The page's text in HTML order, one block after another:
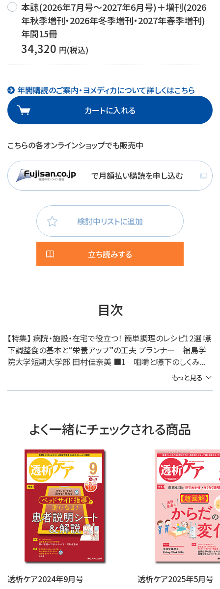
本誌(2026年7月号～2027年6月号)＋増刊(2026
年秋季増刊・2026年冬季増刊・2027年春季増刊)
年間15冊
34,320 円(税込)
年間購読のご案内・ヨメディカについて詳しくはこちら
カートに入れる
こちらの各オンラインショップでも販売中
で月額払い購読を申し込む
検討中リストに追加
立ち読みする
目次
【特集】 病院・施設・在宅で役立つ！ 簡単調理のレシピ12選 嚥
下調整食の基本と“栄養アップ”の工夫 プランナー 福島学
院大学短期大学部 田村佳奈美 ■1 咀嚼と嚥下のしくみ...
もっと見る
よく一緒にチェックされる商品
透析ケア2024年9月号 透析ケア2025年5月号